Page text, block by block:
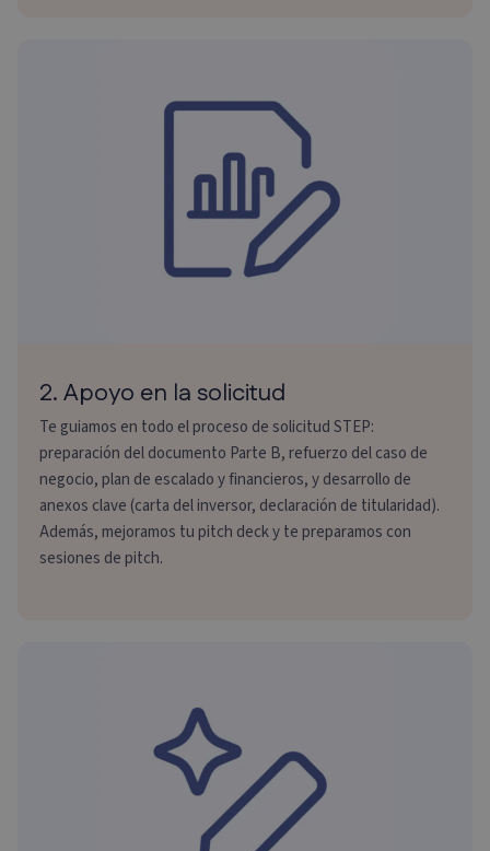
2. Apoyo en la solicitud
Te guiamos en todo el proceso de solicitud STEP:
preparación del documento Parte B, refuerzo del caso de
negocio, plan de escalado y financieros, y desarrollo de
anexos clave (carta del inversor, declaración de titularidad).
Además, mejoramos tu pitch deck y te preparamos con
sesiones de pitch.